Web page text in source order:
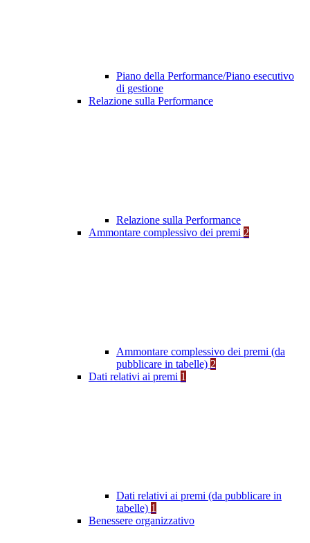
Piano della Performance/Piano esecutivo
di gestione
Relazione sulla Performance
Relazione sulla Performance
Ammontare complessivo dei premi 2
Ammontare complessivo dei premi (da
pubblicare in tabelle) 2
Dati relativi ai premi 1
Dati relativi ai premi (da pubblicare in
tabelle) 1
Benessere organizzativo